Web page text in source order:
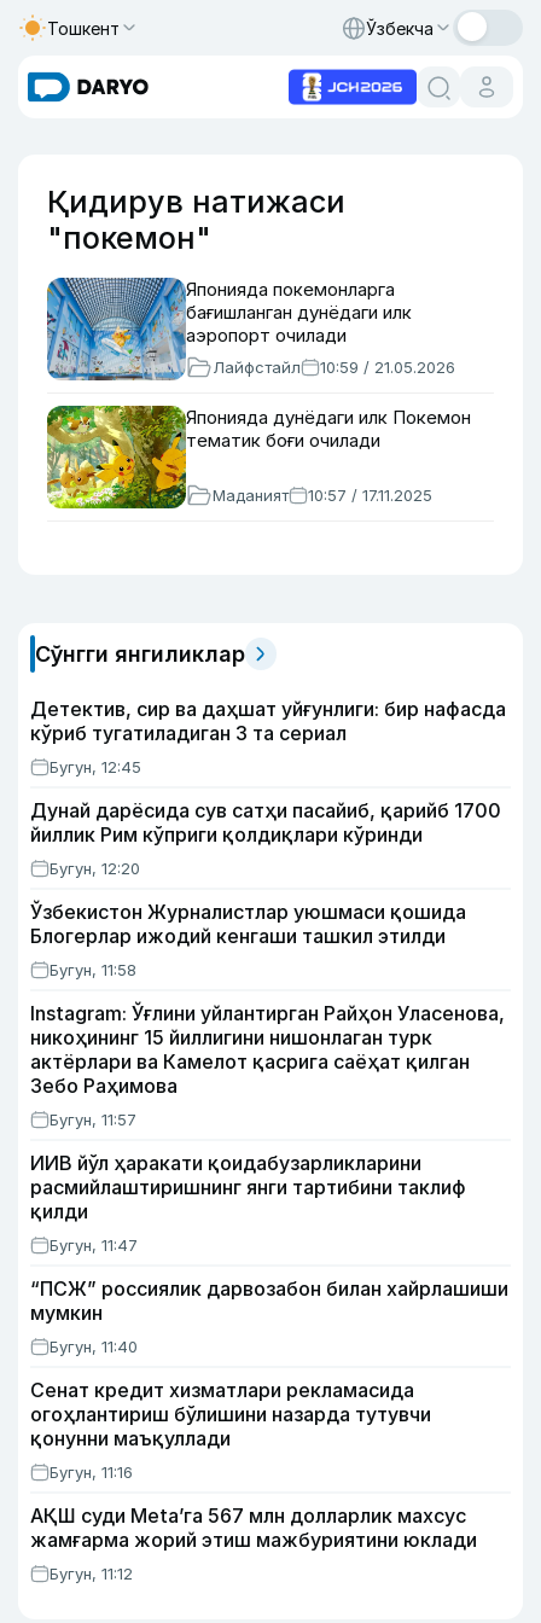
Тошкент Ўзбекча
Қидирув натижаси
"покемон"
Японияда покемонларга
бағишланган дунёдаги илк
аэропорт очилади
Лайфстайл 10:59 / 21.05.2026
Японияда дунёдаги илк Покемон
тематик боғи очилади
Маданият 10:57 / 17.11.2025
Сўнгги янгиликлар
Детектив, сир ва даҳшат уйғунлиги: бир нафасда
кўриб тугатиладиган 3 та сериал
Бугун, 12:45
Дунай дарёсида сув сатҳи пасайиб, қарийб 1700
йиллик Рим кўприги қолдиқлари кўринди
Бугун, 12:20
Ўзбекистон Журналистлар уюшмаси қошида
Блогерлар ижодий кенгаши ташкил этилди
Бугун, 11:58
Instagram: Ўғлини уйлантирган Райҳон Уласенова,
никоҳининг 15 йиллигини нишонлаган турк
актёрлари ва Камелот қасрига саёҳат қилган
Зебо Раҳимова
Бугун, 11:57
ИИВ йўл ҳаракати қоидабузарликларини
расмийлаштиришнинг янги тартибини таклиф
қилди
Бугун, 11:47
“ПСЖ” россиялик дарвозабон билан хайрлашиши
мумкин
Бугун, 11:40
Сенат кредит хизматлари рекламасида
огоҳлантириш бўлишини назарда тутувчи
қонунни маъқуллади
Бугун, 11:16
АҚШ суди Meta’га 567 млн долларлик махсус
жамғарма жорий этиш мажбуриятини юклади
Бугун, 11:12